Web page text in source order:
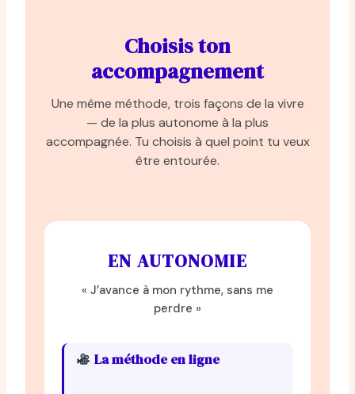
Choisis ton
accompagnement
Une même méthode, trois façons de la vivre
— de la plus autonome à la plus
accompagnée. Tu choisis à quel point tu veux
être entourée.
EN AUTONOMIE
« J’avance à mon rythme, sans me
perdre »
La méthode en ligne